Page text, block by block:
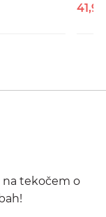
41,93
na tekočem o